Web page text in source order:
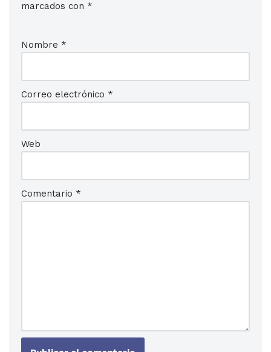
marcados con *
Nombre *
Correo electrónico *
Web
Comentario *